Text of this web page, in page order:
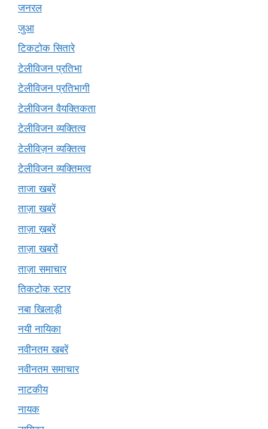
जनरल
जुआ
टिकटोक सितारे
टेलीविजन प्रतिभा
टेलीविजन प्रतिभागी
टेलीविजन वैयक्तिकता
टेलीविजन व्यक्तित्व
टेलीविज़न व्यक्तित्व
टेलीविजन व्यक्तिमत्व
ताजा खबरें
ताज़ा खबरें
ताज़ा ख़बरें
ताज़ा खबरों
ताज़ा समाचार
तिकटोक स्टार
नबा खिलाड़ी
नयी नायिका
नवीनतम खबरें
नवीनतम समाचार
नाटकीय
नायक